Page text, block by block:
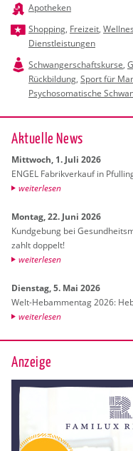
Apotheken
Shopping, Freizeit,
Dienstleistungen
Schwangerschaftskurse,
Rückbildung, Sport für
Psychosomatische
Ak­tu­el­le News
Mitt­woch, 1. Juli 2026
ENGEL Fa­brik­ver­kauf in
wei­ter­le­sen
Mon­tag, 22. Juni 2026
Kund­ge­bung bei
zahlt dop­pelt!
wei­ter­le­sen
Diens­tag, 5. Mai 2026
Welt-Heb­am­men­tag 2026:
wei­ter­le­sen
Anzeige